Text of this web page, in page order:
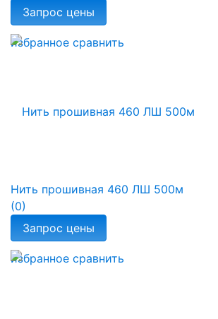
избранное сравнить
избранное сравнить
Нить прошивная 460 ЛШ 500м
(0)